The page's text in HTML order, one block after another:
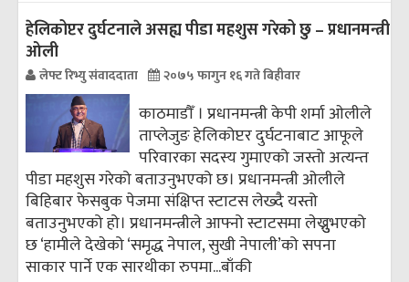
हेलिकोप्टर दुर्घटनाले असह्य पीडा महशुस गरेको छु – प्रधानमन्त्री
ओली
लेफ्ट रिभ्यु संवाददाता २०७५ फागुन १६ गते बिहीवार
काठमाडौँ । प्रधानमन्त्री केपी शर्मा ओलीले
ताप्लेजुङ हेलिकोप्टर दुर्घटनाबाट आफूले
परिवारका सदस्य गुमाएको जस्तो अत्यन्त
पीडा महशुस गरेको बताउनुभएको छ। प्रधानमन्त्री ओलीले
बिहिबार फेसबुक पेजमा संक्षिप्त स्टाटस लेख्दै यस्तो
बताउनुभएको हो। प्रधानमन्त्रीले आफ्नो स्टाटसमा लेख्नुुभएको
छ ‘हामीले देखेको ‘समृद्ध नेपाल, सुखी नेपाली’को सपना
साकार पार्ने एक सारथीका रुपमा...बाँकी